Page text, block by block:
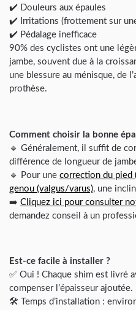
✔️ Douleurs aux épaules
✔️ Irritations (frottement sur
✔️ Pédalage inefficace
90% des cyclistes ont une
jambe, souvent due à la
une blessure au ménisque, de
prothèse.
Comment choisir la bonne
🔹 Généralement, il suffit de
différence de longueur de
🔹 Pour une correction du pied
genou (valgus/varus), une
➡️ Cliquez ici pour consulter
demandez conseil à un
Est-ce facile à installer ?
✅ Oui ! Chaque shim est livré
compenser l’épaisseur ajoutée.
🛠️ Temps d’installation :